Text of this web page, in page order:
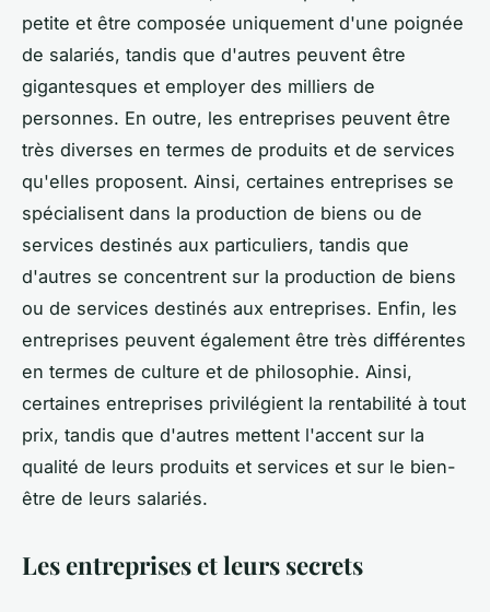
petite et être composée uniquement d'une poignée
de salariés, tandis que d'autres peuvent être
gigantesques et employer des milliers de
personnes. En outre, les entreprises peuvent être
très diverses en termes de produits et de services
qu'elles proposent. Ainsi, certaines entreprises se
spécialisent dans la production de biens ou de
services destinés aux particuliers, tandis que
d'autres se concentrent sur la production de biens
ou de services destinés aux entreprises. Enfin, les
entreprises peuvent également être très différentes
en termes de culture et de philosophie. Ainsi,
certaines entreprises privilégient la rentabilité à tout
prix, tandis que d'autres mettent l'accent sur la
qualité de leurs produits et services et sur le bien-
être de leurs salariés.
Les entreprises et leurs secrets